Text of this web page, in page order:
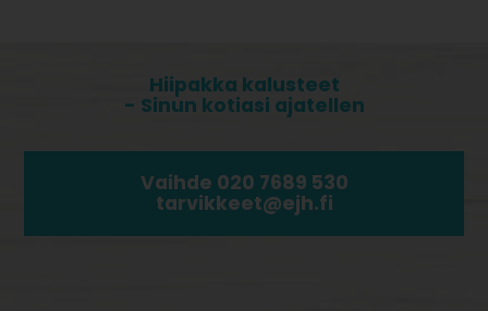
Hiipakka kalusteet
- Sinun kotiasi ajatellen
Vaihde 020 7689 530
tarvikkeet@ejh.fi